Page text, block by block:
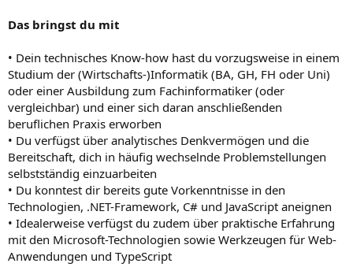
Das bringst du mit
• Dein technisches Know-how hast du vorzugsweise in einem
Studium der (Wirtschafts-)Informatik (BA, GH, FH oder Uni)
oder einer Ausbildung zum Fachinformatiker (oder
vergleichbar) und einer sich daran anschließenden
beruflichen Praxis erworben
• Du verfügst über analytisches Denkvermögen und die
Bereitschaft, dich in häufig wechselnde Problemstellungen
selbstständig einzuarbeiten
• Du konntest dir bereits gute Vorkenntnisse in den
Technologien, .NET-Framework, C# und JavaScript aneignen
• Idealerweise verfügst du zudem über praktische Erfahrung
mit den Microsoft-Technologien sowie Werkzeugen für Web-
Anwendungen und TypeScript